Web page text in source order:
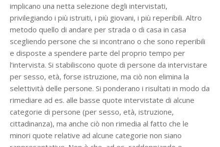
implicano una netta selezione degli intervistati,
privilegiando i più istruiti, i più giovani, i più reperibili. Altro
metodo quello di andare per strada o di casa in casa
scegliendo persone che si incontrano o che sono reperibili
e disposte a spendere parte del proprio tempo per
l’intervista. Si stabiliscono quote di persone da intervistare
per sesso, età, forse istruzione, ma ciò non elimina la
selettività delle persone. Si ponderano i risultati in modo da
rimediare ad es. alle basse quote intervistate di alcune
categorie di persone (per sesso, età, istruzione,
cittadinanza), ma anche ciò non rimedia al fatto che le
minori quote relative ad alcune categorie non siano